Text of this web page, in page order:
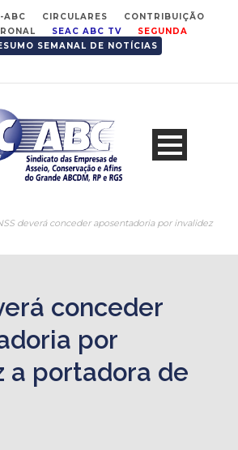
ABC CIRCULARES
CONTRIBUIÇÃO
SEAC ABC TV
SEGUNDA
SEMANAL DE NOTÍCIAS
deverá conceder aposentadoria por invalidez
conceder
por
a portadora de